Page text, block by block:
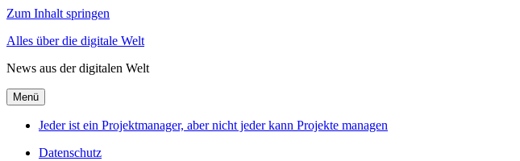
Zum Inhalt springen
Alles über die digitale Welt
News aus der digitalen Welt
Menü
Jeder ist ein Projektmanager, aber nicht jeder kann Projekte managen
Datenschutz